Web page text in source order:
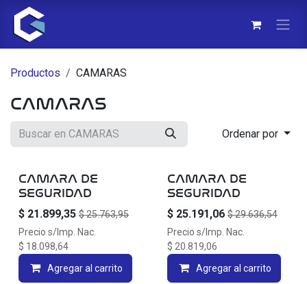
Ir al contenido
Productos CAMARAS
CAMARAS
Ordenar por
CAMARA DE
SEGURIDAD
$ 21.899,35 $25.763,95
Precio s/Imp. Nac.
$ 18.098,64
Agregar al carrito
CAMARA DE
SEGURIDAD
$ 25.191,06 $29.636,54
Precio s/Imp. Nac.
$ 20.819,06
Agregar al carrito